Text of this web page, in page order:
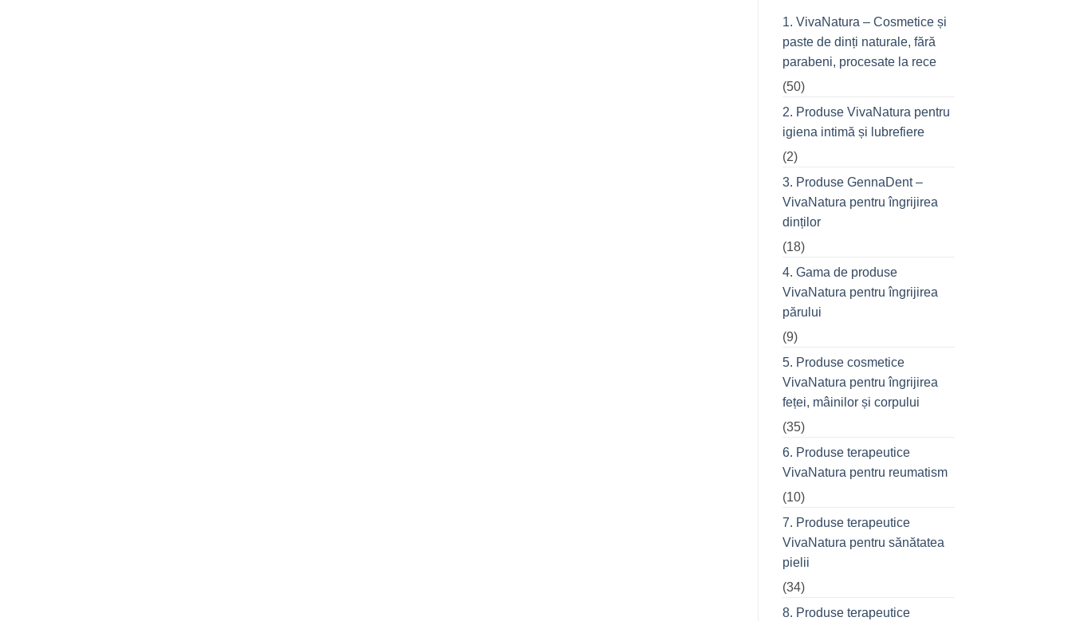
de
care
refuză
prietenii
în
oraș
1. VivaNatura – Cosmetice și
paste de dinți naturale, fără
parabeni, procesate la rece
(50)
2. Produse VivaNatura pentru
igiena intimă și lubrefiere
(2)
3. Produse GennaDent –
VivaNatura pentru îngrijirea
dinților
(18)
4. Gama de produse
VivaNatura pentru îngrijirea
părului
(9)
5. Produse cosmetice
VivaNatura pentru îngrijirea
feței, mâinilor și corpului
(35)
6. Produse terapeutice
VivaNatura pentru reumatism
(10)
7. Produse terapeutice
VivaNatura pentru sănătatea
pielii
(34)
8. Produse terapeutice